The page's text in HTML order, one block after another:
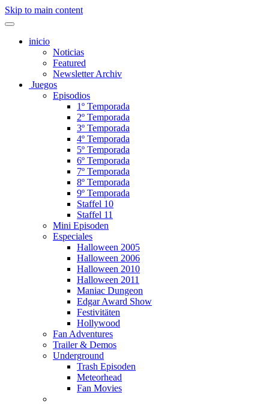
Skip to main content
inicio
Noticias
Featured
Newsletter Archiv
Juegos
Episodios
1º Temporada
2º Temporada
3º Temporada
4º Temporada
5º Temporada
6º Temporada
7º Temporada
8º Temporada
9º Temporada
Staffel 10
Staffel 11
Mini Episoden
Especiales
Halloween 2005
Halloween 2006
Halloween 2010
Halloween 2011
Maniac Dungeon
Edgar Award Show
Festivitäten
Hollywood
Fan Adventures
Trailer & Demos
Underground
Trash Episoden
Meteorhead
Fan Movies